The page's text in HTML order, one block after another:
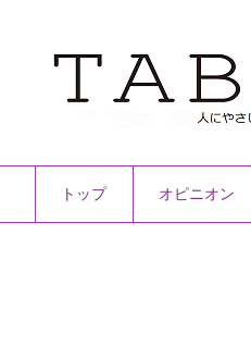
トップ オピニオン